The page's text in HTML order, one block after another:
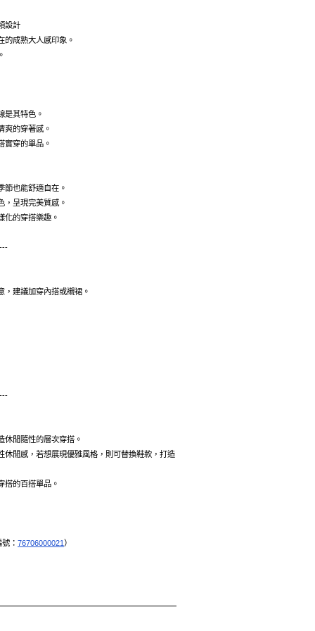
設計
的成熟大人感印象。
是其特色。
爽的穿著感。
實穿的單品。
節也能舒適自在。
，呈現完美質感。
化的穿搭樂趣。
建議加穿內搭或襯裙。
休閒隨性的層次穿搭。
休閒感，若想展現優雅風格，則可替換鞋款，打造
搭的百搭單品。
： 76706000021 ）